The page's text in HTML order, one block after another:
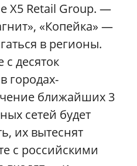
X5 Retail Group. —
«Копейка» —
в регионы.
с десяток
городах-
ближайших 3
сетей будет
их вытеснят
с российскими